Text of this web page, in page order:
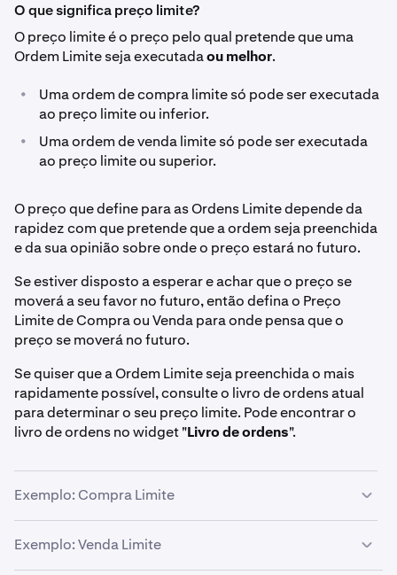
O que significa preço limite?
O preço limite é o preço pelo qual pretende que uma
Ordem Limite seja executadaou melhor.
•
Uma ordem de compra limite só pode ser executada
ao preço limite ou inferior.
•
Uma ordem de venda limite só pode ser executada
ao preço limite ou superior.
O preço que define para as Ordens Limite depende da
rapidez com que pretende que a ordem seja preenchida
e da sua opinião sobre onde o preço estará no futuro.
Se estiver disposto a esperar e achar que o preço se
moverá a seu favor no futuro, então defina o Preço
Limite de Compra ou Venda para onde pensa que o
preço se moverá no futuro.
Se quiser que a Ordem Limite seja preenchida o mais
rapidamente possível, consulte o livro de ordens atual
para determinar o seu preço limite. Pode encontrar o
livro de ordens no widget "Livro de ordens".
Exemplo: Compra Limite
Suponha que pretende comprar 10 bitcoins.
Preço Maker: Se for paciente e achar que o preço pode
Exemplo: Venda Limite